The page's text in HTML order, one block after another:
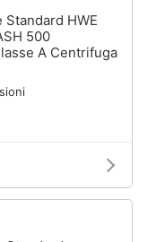
Standard HWE
500
A Centrifuga